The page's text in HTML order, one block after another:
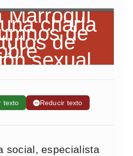
texto ➖Reducir texto
social, especialista